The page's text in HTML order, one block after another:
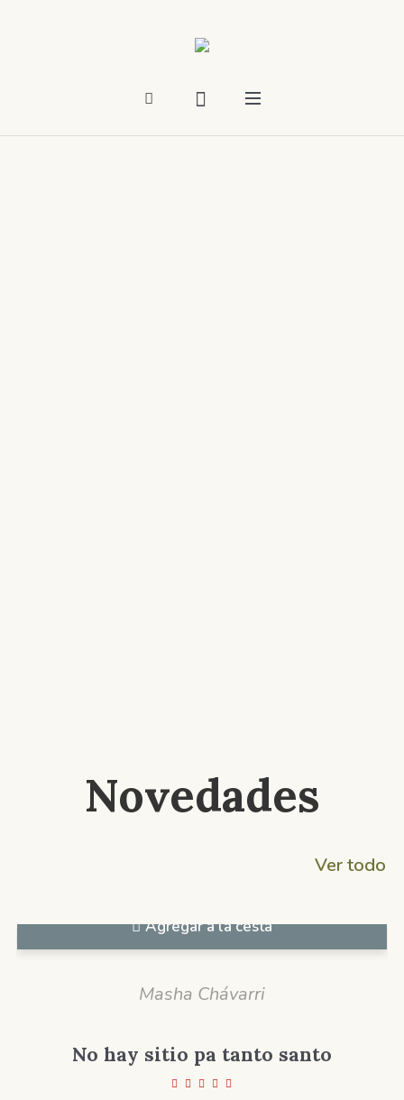
Novedades
Ver todo
Agregar a la cesta
Masha Chávarri
No hay sitio pa tanto santo